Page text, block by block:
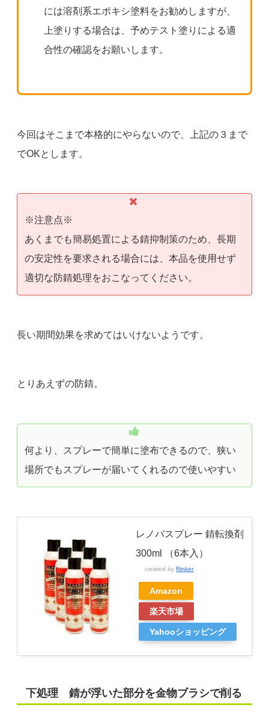
には溶剤系エポキシ塗料をお勧めしますが、
上塗りする場合は、予めテスト塗りによる適
合性の確認をお願いします。
今回はそこまで本格的にやらないので、上記の３まで
でOKとします。
※注意点※
あくまでも簡易処置による錆抑制策のため、長期
の安定性を要求される場合には、本品を使用せず
適切な防錆処理をおこなってください。
長い期間効果を求めてはいけないようです。
とりあえずの防錆。
何より、スプレーで簡単に塗布できるので、狭い
場所でもスプレーが届いてくれるので使いやすい
レノバスプレー 錆転換剤
300ml （6本入）
created by Rinker
Amazon
楽天市場
Yahooショッピング
下処理 錆が浮いた部分を金物ブラシで削る